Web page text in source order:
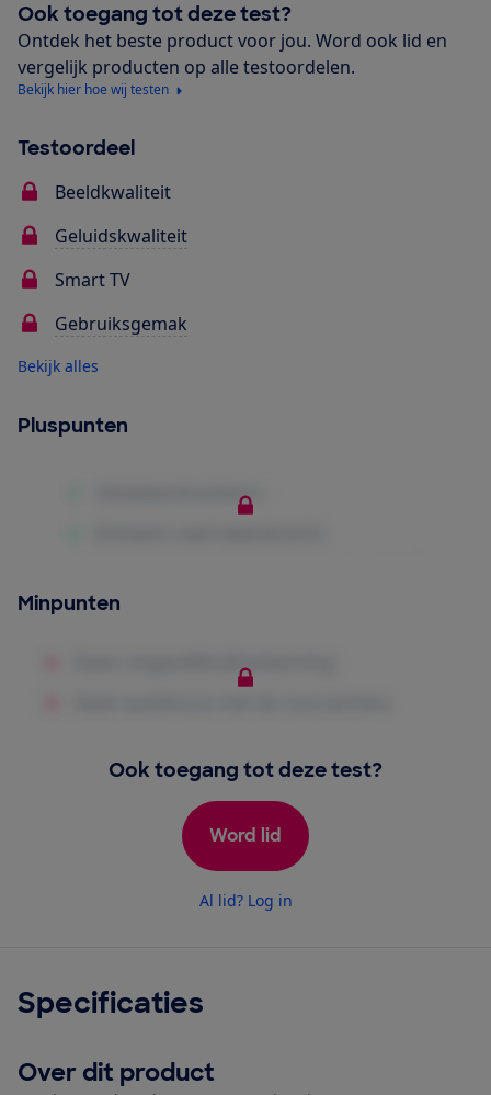
Ook toegang tot deze test?
Ontdek het beste product voor jou. Word ook lid en
vergelijk producten op alle testoordelen.
Bekijk hier hoe wij testen
Testoordeel
Beeldkwaliteit
Geluidskwaliteit
Smart TV
Gebruiksgemak
Bekijk alles
Pluspunten
Minpunten
Ook toegang tot deze test?
Word lid
Al lid? Log in
Specificaties
Over dit product